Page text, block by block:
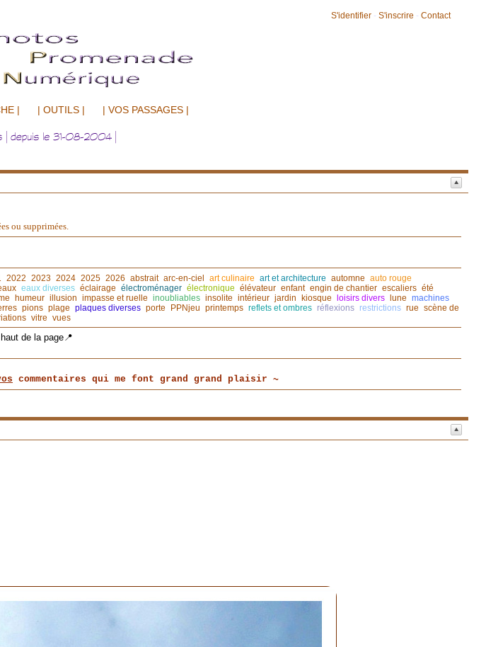
S'identifier - S'inscrire - Contact
| | OUTILS | | VOS PASSAGES |
ou supprimées.
2022 2023 2024 2025 2026 abstrait arc-en-ciel art culinaire art et architecture automne auto rouge
eaux diverses éclairage électroménager électronique élévateur enfant engin de chantier escaliers été
humeur illusion impasse et ruelle inoubliables insolite intérieur jardin kiosque loisirs divers lune machines
pions plage plaques diverses porte PPNjeu printemps reflets et ombres réflexions restrictions rue scène de
vitre vues
de la page📍
commentaires qui me font grand grand plaisir ~